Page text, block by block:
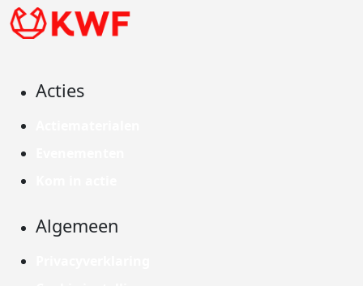
Acties
Algemeen